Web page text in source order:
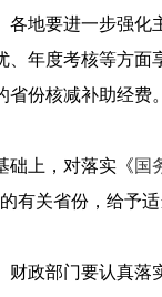
各地要进一步强
年度考核等方
份核减补助经费。
础上，对落实《国
有关省份，给予
财政部门要认真落